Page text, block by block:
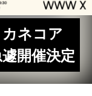
ネコア
開催決定